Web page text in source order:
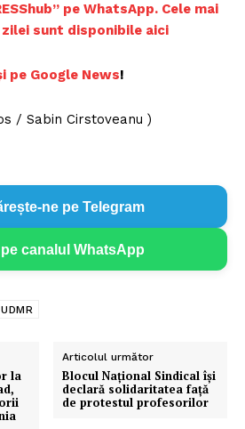
pe WhatsApp. Cele mai
sunt disponibile aici
pe Google News!
/ Sabin Cirstoveanu )
ne pe Telegram
pe canalul WhatsApp
UDMR
la
Articolul următor
Blocul Național Sindical își
declară solidaritatea față
de protestul profesorilor